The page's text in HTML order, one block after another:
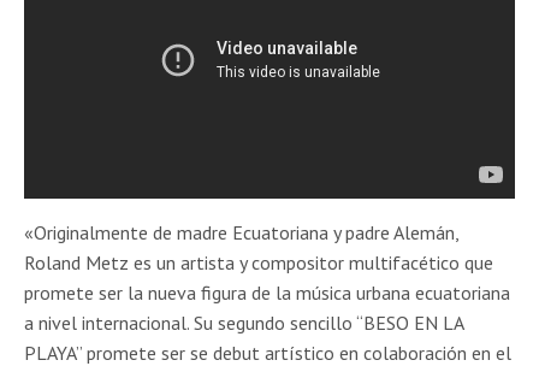
«Originalmente de madre Ecuatoriana y padre Alemán,
Roland Metz es un artista y compositor multifacético que
promete ser la nueva figura de la música urbana ecuatoriana
a nivel internacional. Su segundo sencillo “BESO EN LA
PLAYA” promete ser se debut artístico en colaboración en el